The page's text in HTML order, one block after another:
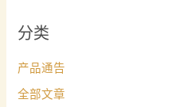
分类
产品通告
全部文章